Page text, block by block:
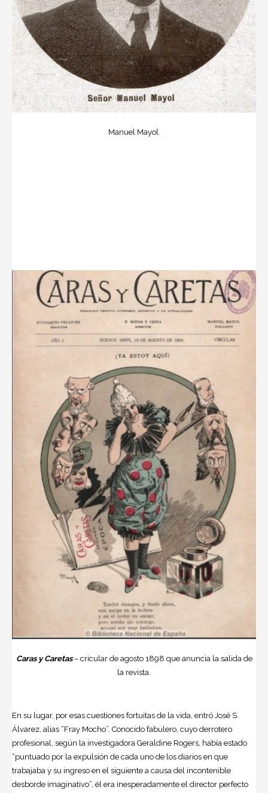
Manuel Mayol.
Caras y Caretas– cricular de agosto 1898 que anuncia la salida de
la revista.
En su lugar, por esas cuestiones fortuitas de la vida, entró José S.
Álvarez, alias “Fray Mocho”. Conocido fabulero, cuyo derrotero
profesional, según la investigadora Geraldine Rogers, había estado
“puntuado por la expulsión de cada uno de los diarios en que
trabajaba y su ingreso en el siguiente a causa del incontenible
desborde imaginativo”, él era inesperadamente el director perfecto